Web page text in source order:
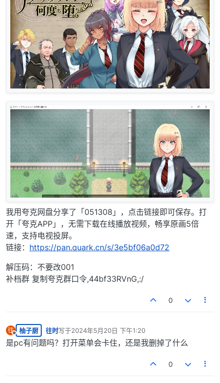
我用夸克网盘分享了「051308」，点击链接即可保存。打
开「夸克APP」，无需下载在线播放视频，畅享原画5倍
速，支持电视投屏。
链接： https://pan.quark.cn/s/3e5bf06a0d72
解压码：不要改001
补档群 复制夸克群口令,44bf33RVnG,:/
0
往
离线
柚子厨 往时写于2024年5月20日 下午1:20
最后由 编辑
是pc有问题吗？打开菜单会卡住，还是我删掉了什么
0